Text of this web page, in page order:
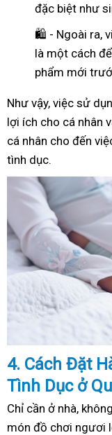
đặc biệt như
🛍️ - Ngoài ra,
là một cách
phẩm mới
Như vậy, việc sử
lợi ích cho cá nhân
cá nhân cho đến
tình dục.
4. Cách Đặt
Tình Dục ở
Chỉ cần ở nhà,
món đồ chơi ngươi